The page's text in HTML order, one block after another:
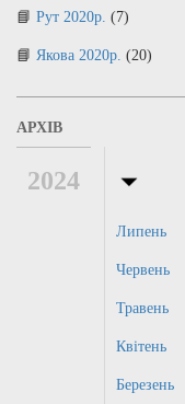
Рут 2020р. (7)
Якова 2020р. (20)
АРХІВ
2024
Липень
Червень
Травень
Квітень
Березень